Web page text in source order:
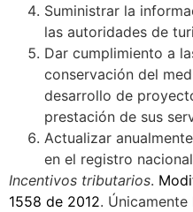
Suministrar la
las autoridades de
Dar cumplimiento a
conservación del
desarrollo de
prestación de sus
Actualizar
en el registro
Incentivos tributarios.
1558 de 2012.